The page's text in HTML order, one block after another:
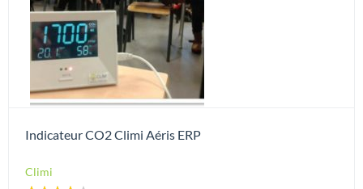
Indicateur CO2 Climi Aéris ERP
Climi